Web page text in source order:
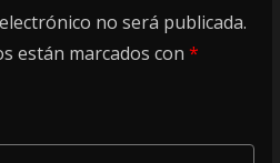
no será publicada.
están marcados con *